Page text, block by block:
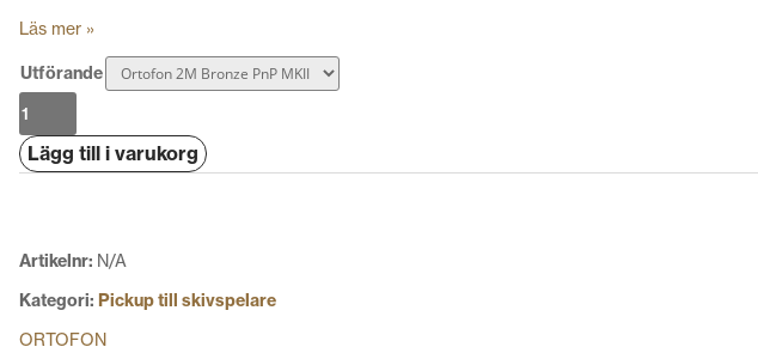
Läs mer »
Utförande
Ortofon
2M
Bronze
Lägg till i varukorg
Artikelnr: N/A
Kategori: Pickup till skivspelare
ORTOFON